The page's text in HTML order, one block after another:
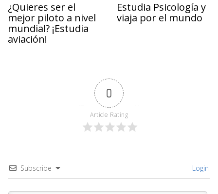
¿Quieres ser el
mejor piloto a nivel
mundial? ¡Estudia
aviación!
Estudia Psicología y
viaja por el mundo
0
Article Rating
Subscribe Login